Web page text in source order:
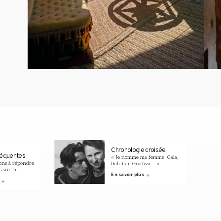
à répondre
sur la
Chronologie croisée
« Je nomme ma femme: Gala,
Galutxa, Gradiva… »
En savoir plus